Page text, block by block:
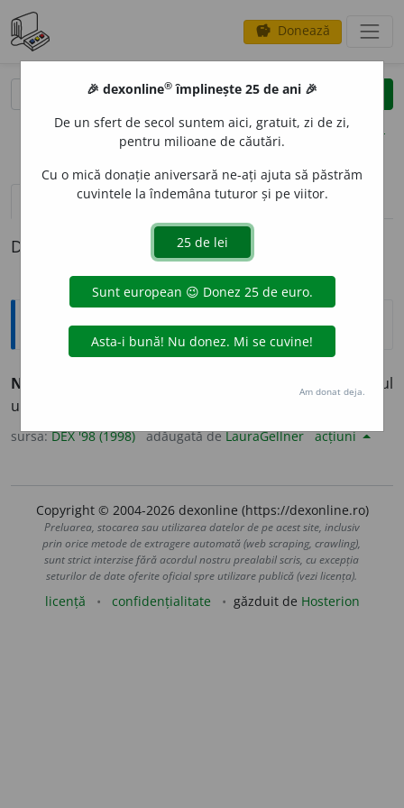
savings Donează
clear
opțiuni
definiții (1) pronunțievolume_up (5)
Definiția cu ID-ul 49386:
Explicative DEX
NELEG
Care nu se face în temeiul
unei legi, care nu este prevăzut de lege. –
sursa:DEX '98 (1998) adăugată deLauraGellner acțiuni
Copyright © 2004-2026 dexonline (https://dexonline.ro)
Preluarea, stocarea sau utilizarea datelor de pe acest site, inclusiv
prin orice metode de extragere automată (web scraping, crawling),
sunt strict interzise fără acordul nostru prealabil scris, cu excepția
seturilor de date oferite oficial spre utilizare publică (vezi licența).
licență confidențialitate găzduit de Hosterion
🎉 dexonline® împlinește 25 de ani 🎉
De un sfert de secol suntem aici, gratuit, zi de zi,
pentru milioane de căutări.
Cu o mică donație aniversară ne-ați ajuta să păstrăm
cuvintele la îndemâna tuturor și pe viitor.
Am donat deja.